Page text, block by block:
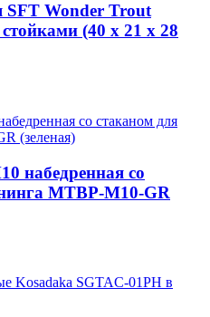
Wonder Trout
(40 х 21 х 28
набедренная со
MTBP-M10-GR